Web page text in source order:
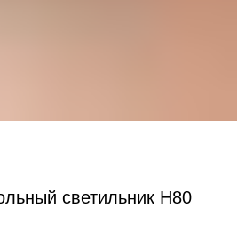
светильник H80